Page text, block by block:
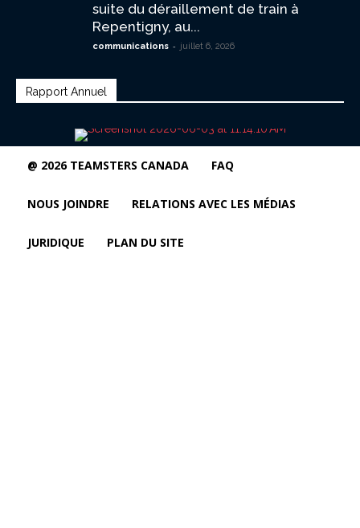
suite du déraillement de train à
Repentigny, au...
communications - juillet 6, 2026
Rapport Annuel
@ 2026 TEAMSTERS CANADA FAQ
NOUS JOINDRE RELATIONS AVEC LES MÉDIAS
JURIDIQUE PLAN DU SITE